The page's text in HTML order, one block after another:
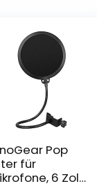
Pop
für
6 Zoll